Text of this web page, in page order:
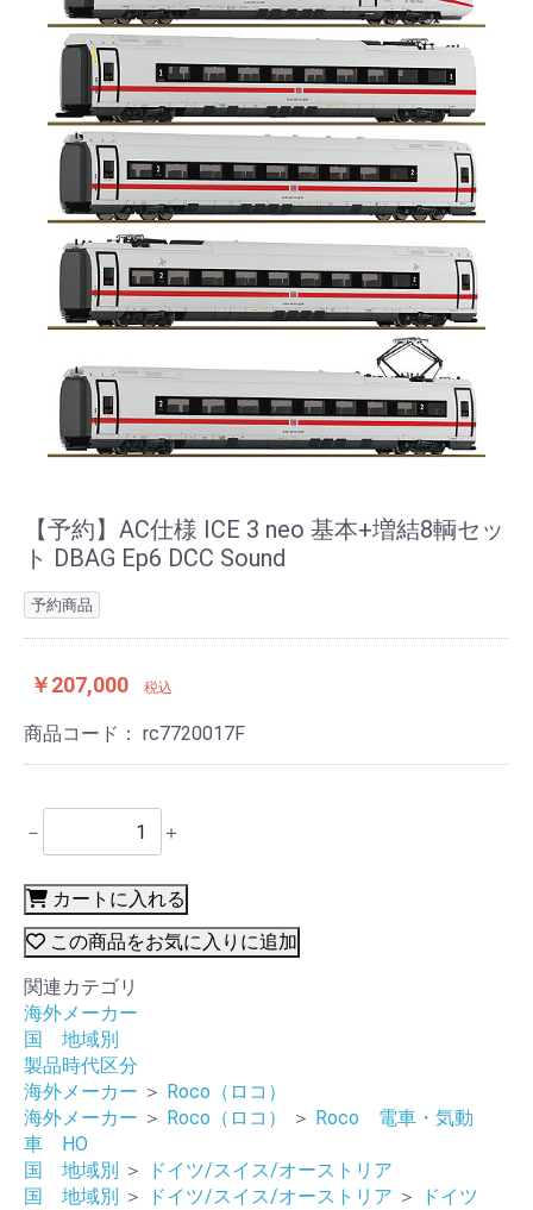
【予約】AC仕様 ICE 3 neo 基本+増結8輌セッ
ト DBAG Ep6 DCC Sound
予約商品
￥207,000 税込
商品コード： rc7720017F
－ ＋
カートに入れる
この商品をお気に入りに追加
関連カテゴリ
海外メーカー
国 地域別
製品時代区分
海外メーカー ＞ Roco（ロコ）
海外メーカー ＞ Roco（ロコ） ＞ Roco 電車・気動
車 HO
国 地域別
＞
ドイツ/スイス/オーストリア
国 地域別
＞ ドイツ/スイス/オーストリア ＞
ドイツ